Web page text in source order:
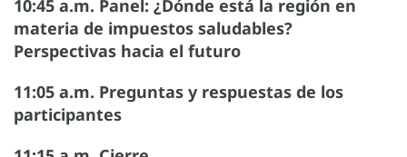
10:45 a.m. Panel: ¿Dónde está la región en
materia de impuestos saludables?
Perspectivas hacia el futuro
11:05 a.m. Preguntas y respuestas de los
participantes